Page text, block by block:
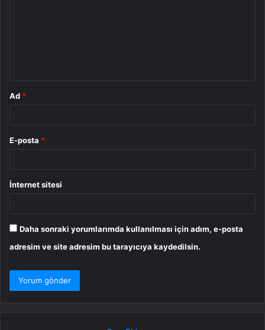
Ad *
E-posta *
İnternet sitesi
Daha sonraki yorumlarımda kullanılması için adım, e-posta
adresim ve site adresim bu tarayıcıya kaydedilsin.